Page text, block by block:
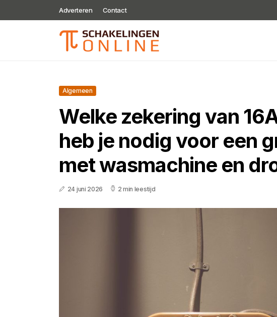
Adverteren Contact
Algemeen
Welke zekering van
heb je nodig voor een
met wasmachine en
24 juni 2026 2 min leestijd